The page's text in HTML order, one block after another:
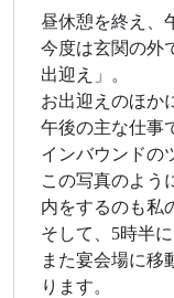
昼休憩を終え、
今度は玄関の外
出迎え」。
お出迎えのほか
午後の主な仕事
インバウンドの
この写真のよう
内をするのも私
そして、5時半
また宴会場に移
ります。